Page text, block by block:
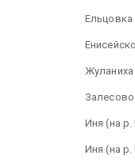
Ельцовка
Жуланиха
Залесово
Иня (на р.
Иня (на р.